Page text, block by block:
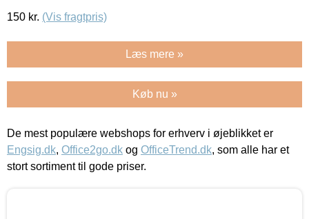
150 kr. (Vis fragtpris)
Læs mere »
Køb nu »
De mest populære webshops for erhverv i øjeblikket er
Engsig.dk, Office2go.dk og OfficeTrend.dk, som alle har et
stort sortiment til gode priser.